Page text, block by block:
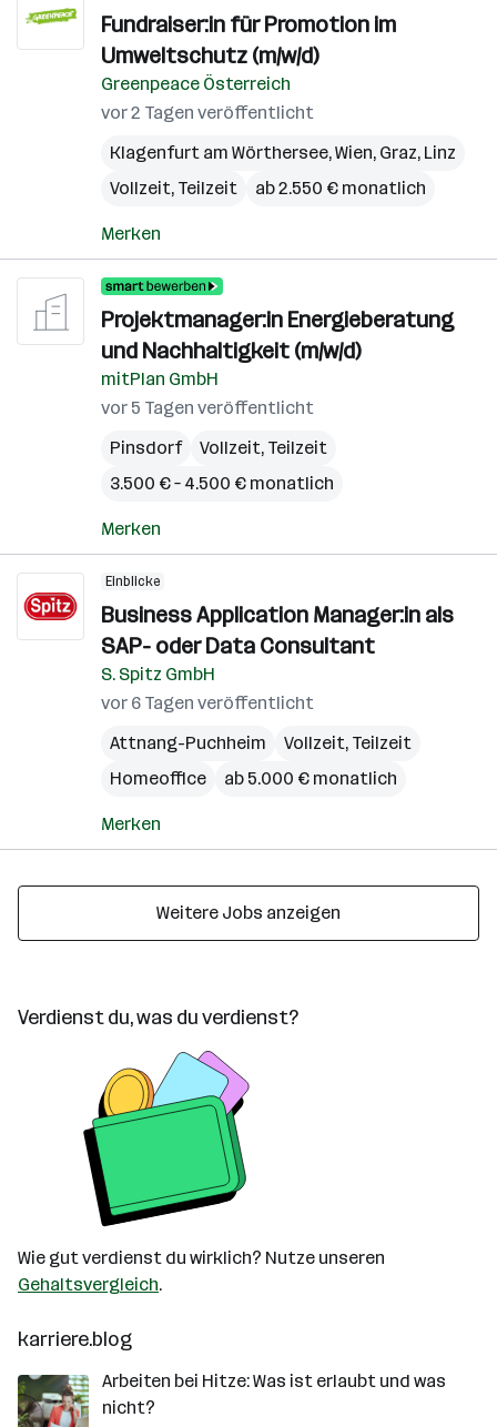
Fundraiser:in für Promotion im
Umweltschutz (m/w/d)
Greenpeace Österreich
vor 2 Tagen veröffentlicht
Klagenfurt am Wörthersee,Wien, Graz, Linz
Vollzeit, Teilzeit
ab 2.550 € monatlich
Merken
Projektmanager:in Energieberatung
und Nachhaltigkeit (m/w/d)
mitPlan GmbH
vor 5 Tagen veröffentlicht
Pinsdorf
Vollzeit, Teilzeit
3.500 € – 4.500 € monatlich
Merken
Einblicke
Business Application Manager:in als
SAP- oder Data Consultant
S. Spitz GmbH
vor 6 Tagen veröffentlicht
Attnang-Puchheim
Vollzeit, Teilzeit
Homeoffice
ab 5.000 € monatlich
Merken
Weitere Jobs anzeigen
Verdienst du, was du verdienst?
Wie gut verdienst du wirklich? Nutze unseren
Gehaltsvergleich.
karriere.blog
Arbeiten bei Hitze: Was ist erlaubt und was
nicht?